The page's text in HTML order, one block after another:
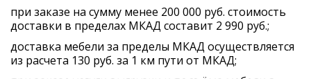
при заказе на сумму менее 200 000 руб. стоимость
доставки в пределах МКАД составит 2 990 руб.;
доставка мебели за пределы МКАД осуществляется
из расчета 130 руб. за 1 км пути от МКАД;